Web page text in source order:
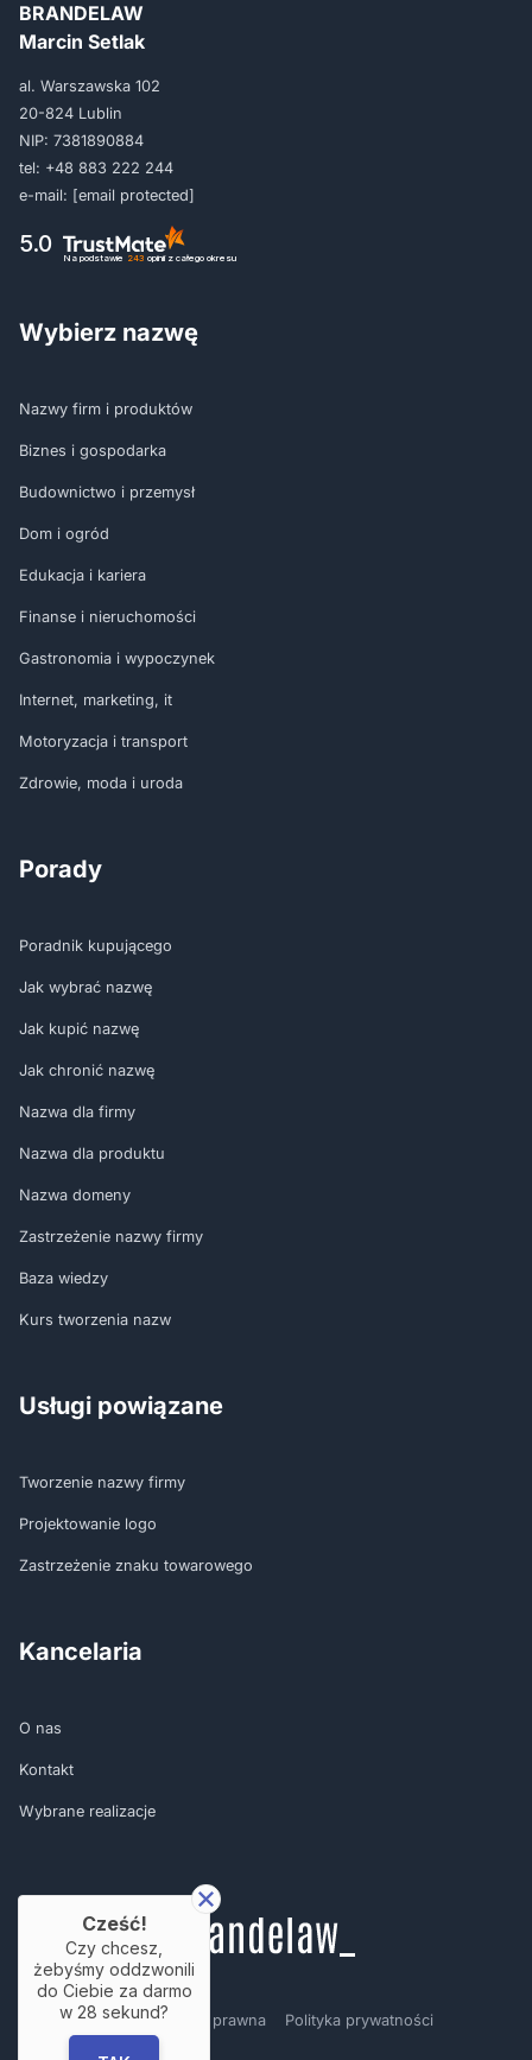
BRANDELAW
Marcin Setlak
al. Warszawska 102
20-824 Lublin
NIP: 7381890884
tel: +48 883 222 244
e-mail: [email protected]
5.0
Na podstawie 243 opinii z całego okresu
Wybierz nazwę
Nazwy firm i produktów
Biznes i gospodarka
Budownictwo i przemysł
Dom i ogród
Edukacja i kariera
Finanse i nieruchomości
Gastronomia i wypoczynek
Internet, marketing, it
Motoryzacja i transport
Zdrowie, moda i uroda
Porady
Poradnik kupującego
Jak wybrać nazwę
Jak kupić nazwę
Jak chronić nazwę
Nazwa dla firmy
Nazwa dla produktu
Nazwa domeny
Zastrzeżenie nazwy firmy
Baza wiedzy
Kurs tworzenia nazw
Usługi powiązane
Tworzenie nazwy firmy
Projektowanie logo
Zastrzeżenie znaku towarowego
Kancelaria
O nas
Kontakt
Wybrane realizacje
Regulamin Nota prawna Polityka prywatności
Cześć!
Czy chcesz,
żebyśmy oddzwonili
do Ciebie za darmo
w 28 sekund?